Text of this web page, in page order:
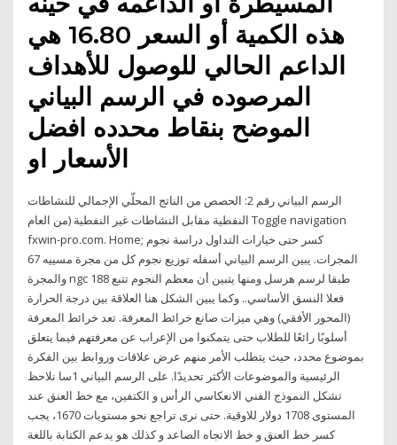
هذه الكمية أو السعر 16.80 هي
الداعم الحالي للوصول للأهداف
المرصوده في الرسم البياني
الموضح بنقاط محدده افضل
الأسعار او
الرسم البياني رقم 2: الحصص من الناتج المحلّي الإجمالي للنشاطات
النفطية مقابل النشاطات غير النفطية (من العام Toggle navigation
fxwin-pro.com. Home; كسر حتى خيارات التداول دراسة نجوم
المجرات. يبين الرسم البياني أسفله توزيع نجوم كل من مجرة مسييه 67
والمجرة ngc 188 طبقا لرسم هرسل ومنها يتبين أن معظم النجوم تتبع
فعلا النسق الأساسي.. وكما يبين الشكل هنا العلاقة بين درجة الحرارة
(المحور الأفقي) وهي ميزات صانع خرائط المعرفة. تعد خرائط المعرفة
أسلوبًا رائعًا للطلاب حتى يتمكنوا من الإعراب عن معرفتهم فيما يتعلق
بموضوع محدد، حيث يتطلب الأمر منهم عرض علاقات وروابط بين الفكرة
الرئيسية والموضوعات الأكثر تحديدًا. على الرسم البياني 1سا نلاحظ
تشكل النموذج الفني الانعكاسي الرأس و الكتفين، مع خط العنق عند
المستوى 1708 دولار للاوقية. حتى نرى تراجع نحو مستويات 1670، يجب
كسر خط العنق و خط الاتجاه الصاعد و كذلك هو يدعم الكتابة باللغة